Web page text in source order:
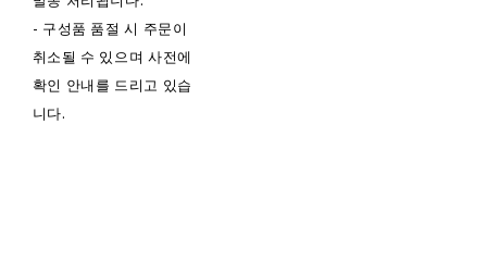
- 구성품 품절 시 주문이
취소될 수 있으며 사전에
확인 안내를 드리고 있습
니다.